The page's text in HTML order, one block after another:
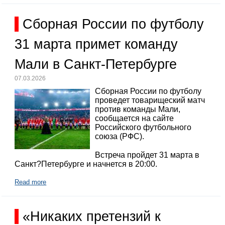
Сборная России по футболу
31 марта примет команду
Мали в Санкт-Петербурге
07.03.2026
Сборная России по футболу
проведет товарищеский матч
против команды Мали,
сообщается на сайте
Российского футбольного
союза (РФС).
Встреча пройдет 31 марта в
Санкт?Петербурге и начнется в 20:00.
Read more
«Никаких претензий к